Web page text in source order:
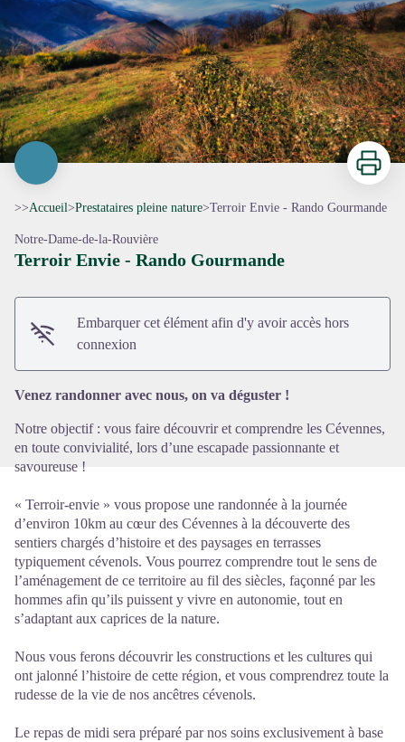
Voir l'image en plein écran
Imprimer
>>Accueil>Prestataires pleine nature>Terroir Envie - Rando Gourmande
Notre-Dame-de-la-Rouvière
Terroir Envie - Rando Gourmande
Embarquer cet élément afin d'y avoir accès hors
connexion
Venez randonner avec nous, on va déguster !
Notre objectif : vous faire découvrir et comprendre les Cévennes,
en toute convivialité, lors d’une escapade passionnante et
savoureuse !
« Terroir-envie » vous propose une randonnée à la journée
d’environ 10km au cœur des Cévennes à la découverte des
sentiers chargés d’histoire et des paysages en terrasses
typiquement cévenols. Vous pourrez comprendre tout le sens de
l’aménagement de ce territoire au fil des siècles, façonné par les
hommes afin qu’ils puissent y vivre en autonomie, tout en
s’adaptant aux caprices de la nature.
Nous vous ferons découvrir les constructions et les cultures qui
ont jalonné l’histoire de cette région, et vous comprendrez toute la
rudesse de la vie de nos ancêtres cévenols.
Le repas de midi sera préparé par nos soins exclusivement à base